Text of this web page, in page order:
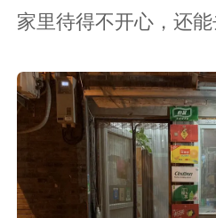
家里待得不开心，还能